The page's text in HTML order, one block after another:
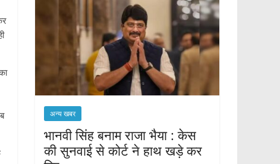
अन्य खबर
भानवी सिंह बनाम राजा भैया : केस
की सुनवाई से कोर्ट ने हाथ खड़े कर